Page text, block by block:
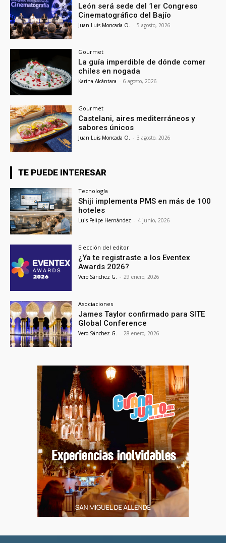
León será sede del 1er Congreso
Cinematográfico del Bajío
Juan Luis Moncada O. - 5 agosto, 2026
Gourmet
La guía imperdible de dónde comer
chiles en nogada
Karina Alcántara - 6 agosto, 2026
Gourmet
Castelani, aires mediterráneos y
sabores únicos
Juan Luis Moncada O. - 3 agosto, 2026
TE PUEDE INTERESAR
Tecnología
Shiji implementa PMS en más de 100
hoteles
Luis Felipe Hernández - 4 junio, 2026
Elección del editor
¿Ya te registraste a los Eventex
Awards 2026?
Vero Sánchez G. - 29 enero, 2026
Asociaciones
James Taylor confirmado para SITE
Global Conference
Vero Sánchez G. - 28 enero, 2026